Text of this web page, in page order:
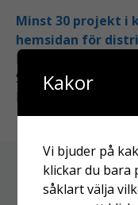
Minst 30 projekt i
hemsidan för
Internationals 7
Starta en
Många bra projekt
Projektkatalog
2350
Kakor
Vi bjuder på
klickar du bara
såklart välja